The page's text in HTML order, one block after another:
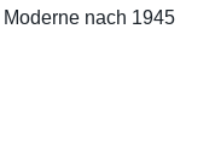
nach 1945